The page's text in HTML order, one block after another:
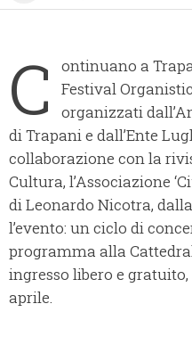
C
ontinuano a
Festival
organizzati
di Trapani e dall’Ente
collaborazione con la
Cultura, l’Associazione
di Leonardo Nicotra,
l’evento: un ciclo di
programma alla
ingresso libero e
aprile.